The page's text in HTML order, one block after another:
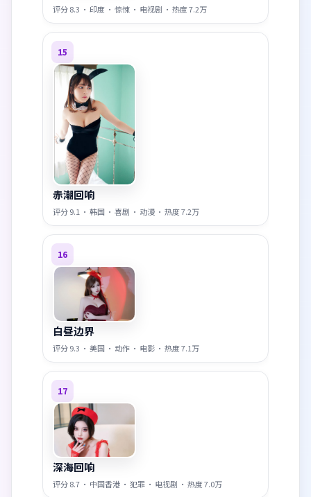
评分8.3 · 印度 · 惊悚 · 电视剧 · 热度7.2万
15
赤潮回响
评分9.1 · 韩国 · 喜剧 · 动漫 · 热度7.2万
16
白昼边界
评分9.3 · 美国 · 动作 · 电影 · 热度7.1万
17
深海回响
评分8.7 · 中国香港 · 犯罪 · 电视剧 · 热度7.0万